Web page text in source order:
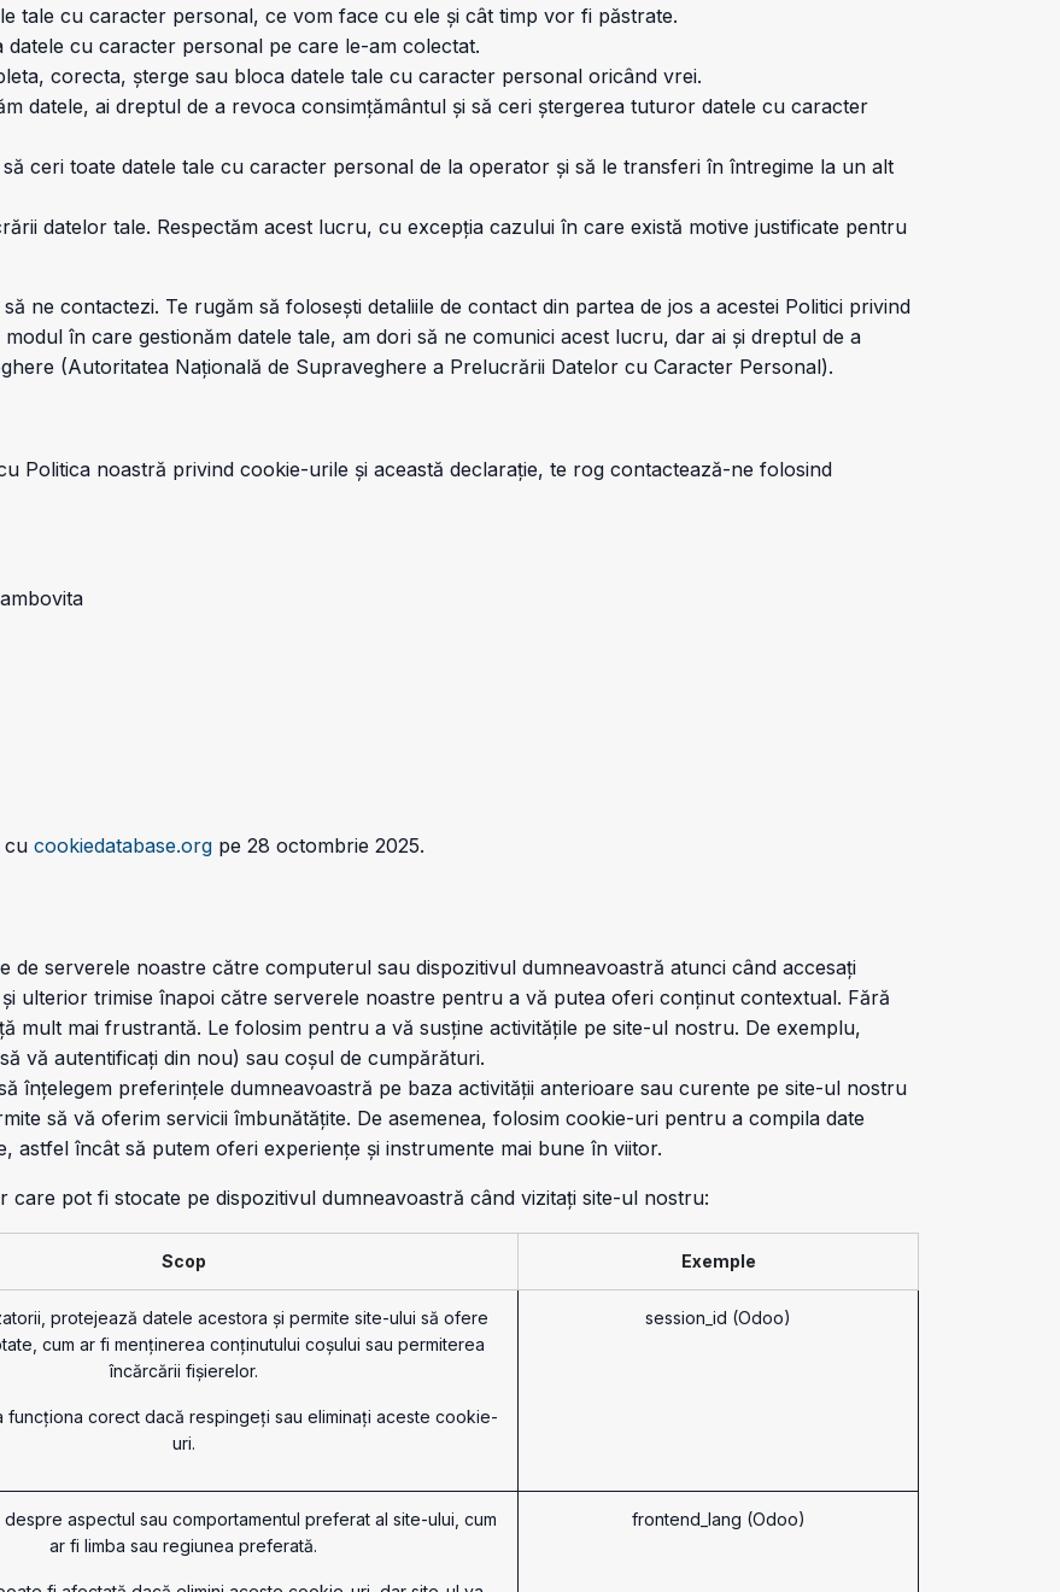
tale cu caracter personal, ce vom face cu ele și cât timp vor fi păstrate.
cu caracter personal pe care le-am colectat.
corecta, șterge sau bloca datele tale cu caracter personal oricând vrei.
datele, ai dreptul de a revoca consimțământul și să ceri ștergerea tuturor datele cu caracter
ceri toate datele tale cu caracter personal de la operator și să le transferi în întregime la un alt
datelor tale. Respectăm acest lucru, cu excepția cazului în care există motive justificate pentru
ne contactezi. Te rugăm să folosești detaliile de contact din partea de jos a acestei Politici privind
în care gestionăm datele tale, am dori să ne comunici acest lucru, dar ai și dreptul de a
(Autoritatea Națională de Supraveghere a Prelucrării Datelor cu Caracter Personal).
Politica noastră privind cookie-urile și această declarație, te rog contactează-ne folosind
cu cookiedatabase.org pe 28 octombrie 2025.
de serverele noastre către computerul sau dispozitivul dumneavoastră atunci când accesați
ulterior trimise înapoi către serverele noastre pentru a vă putea oferi conținut contextual. Fără
mult mai frustrantă. Le folosim pentru a vă susține activitățile pe site-ul nostru. De exemplu,
vă autentificați din nou) sau coșul de cumpărături.
înțelegem preferințele dumneavoastră pe baza activității anterioare sau curente pe site-ul nostru
să vă oferim servicii îmbunătățite. De asemenea, folosim cookie-uri pentru a compila date
astfel încât să putem oferi experiențe și instrumente mai bune în viitor.
pot fi stocate pe dispozitivul dumneavoastră când vizitați site-ul nostru:
Scop Exemple
protejează datele acestora și permite site-ului să ofere
cum ar fi menținerea conținutului coșului sau permiterea
încărcării fișierelor.
funcționa corect dacă respingeți sau eliminați aceste cookie-
uri.
session_id (Odoo)
aspectul sau comportamentul preferat al site-ului, cum
ar fi limba sau regiunea preferată.
frontend_lang (Odoo)